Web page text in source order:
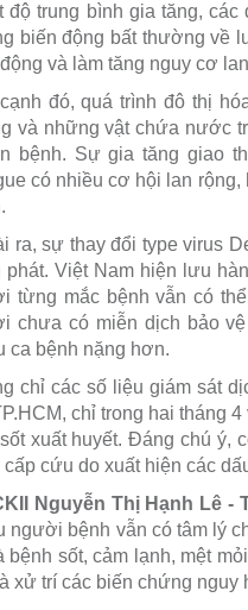
độ trung bình gia tăng,
biến động bất thường về
và làm tăng nguy cơ
đó, quá trình đô thị
và những vật chứa nước
bệnh. Sự gia tăng giao
có nhiều cơ hội lan
ra, sự thay đổi type virus
phát. Việt Nam hiện lưu
từng mắc bệnh vẫn có
chưa có miễn dịch bảo
ca bệnh nặng hơn.
chỉ các số liệu giám sát
chỉ trong hai tháng
xuất huyết. Đáng chú ý,
cấp cứu do xuất hiện các
Nguyễn Thị Hạnh Lê
người bệnh vẫn có tâm lý
bệnh sốt, cảm lạnh, mệt
xử trí các biến chứng nguy